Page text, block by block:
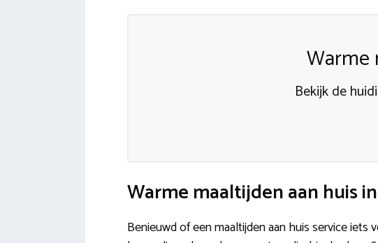
Warme
Bekijk de
Warme maaltijden aan huis
Benieuwd of een maaltijden aan huis service